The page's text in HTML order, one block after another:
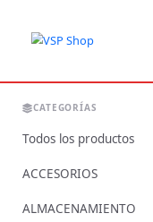
CATEGORÍAS
Todos los productos
ACCESORIOS
ALMACENAMIENTO